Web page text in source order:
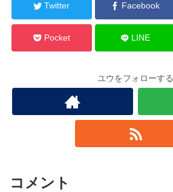
Twitter Facebook
Pocket LINE
ユウをフォローする
コメント